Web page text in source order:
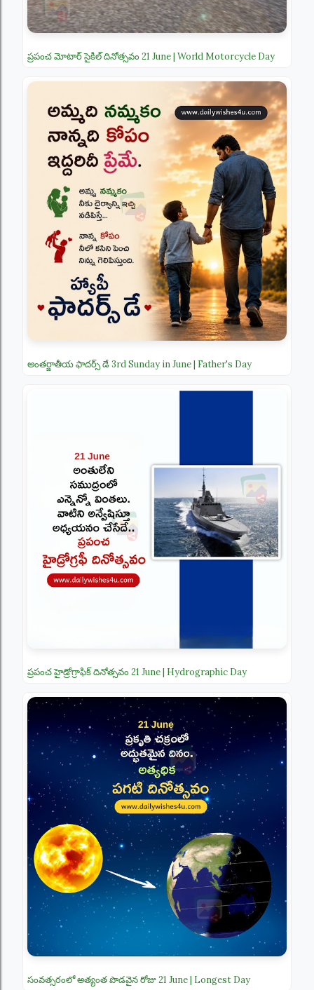
ప్రపంచ మోటార్ సైకిల్ దినోత్సవం 21 June | World Motorcycle Day
అంతర్జాతీయ ఫాదర్స్ డే 3rd Sunday in June | Father's Day
ప్రపంచ హైడ్రోగ్రాఫిక్ దినోత్సవం 21 June | Hydrographic Day
సంవత్సరంలో అత్యంత పొడవైన రోజు 21 June | Longest Day